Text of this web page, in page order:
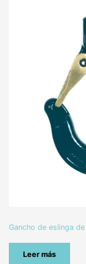
Gancho de eslinga
Leer más